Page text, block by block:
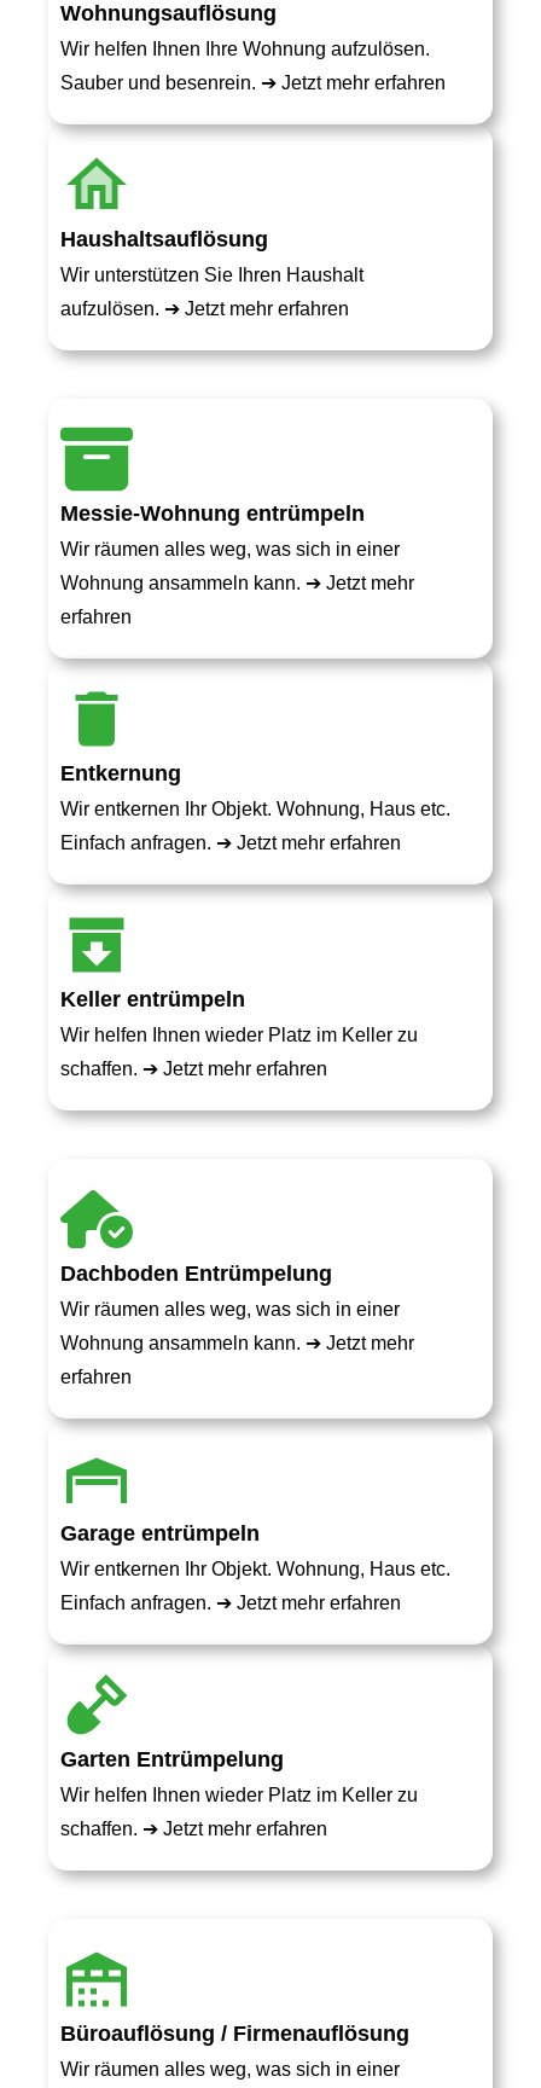
Wohnungsauflösung
Wir helfen Ihnen Ihre Wohnung aufzulösen.
Sauber und besenrein. ➔ Jetzt mehr erfahren
Haushaltsauflösung
Wir unterstützen Sie Ihren Haushalt
aufzulösen. ➔ Jetzt mehr erfahren
Messie-Wohnung entrümpeln
Wir räumen alles weg, was sich in einer
Wohnung ansammeln kann. ➔ Jetzt mehr
erfahren
Entkernung
Wir entkernen Ihr Objekt. Wohnung, Haus etc.
Einfach anfragen. ➔ Jetzt mehr erfahren
Keller entrümpeln
Wir helfen Ihnen wieder Platz im Keller zu
schaffen. ➔ Jetzt mehr erfahren
Dachboden Entrümpelung
Wir räumen alles weg, was sich in einer
Wohnung ansammeln kann. ➔ Jetzt mehr
erfahren
Garage entrümpeln
Wir entkernen Ihr Objekt. Wohnung, Haus etc.
Einfach anfragen. ➔ Jetzt mehr erfahren
Garten Entrümpelung
Wir helfen Ihnen wieder Platz im Keller zu
schaffen. ➔ Jetzt mehr erfahren
Büroauflösung / Firmenauflösung
Wir räumen alles weg, was sich in einer